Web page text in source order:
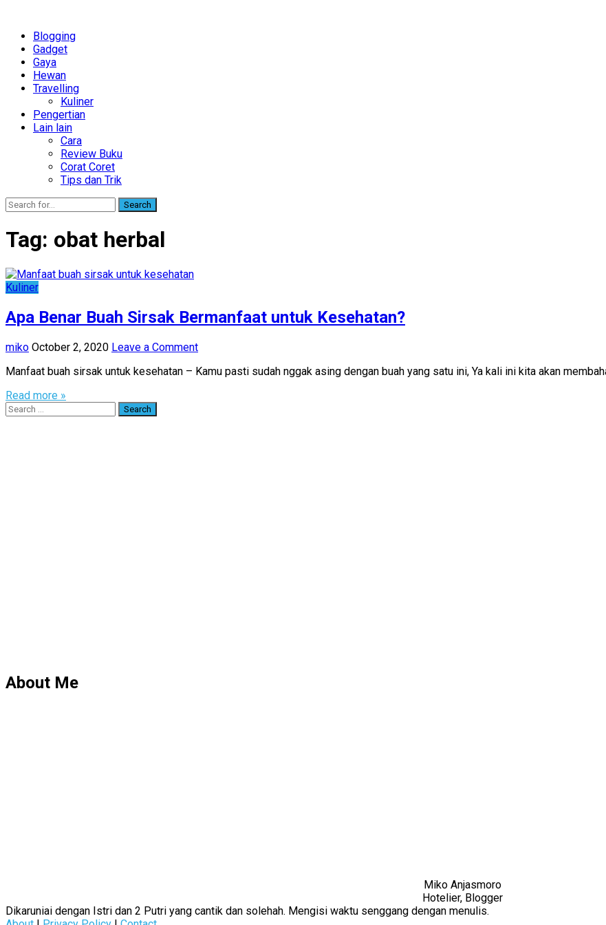
Blogging
Gadget
Gaya
Hewan
Travelling
Kuliner
Pengertian
Lain lain
Cara
Review Buku
Corat Coret
Tips dan Trik
Search
Tag: obat herbal
Kuliner
Apa Benar Buah Sirsak Bermanfaat untuk Kesehatan?
miko October 2, 2020 Leave a Comment
Manfaat buah sirsak untuk kesehatan – Kamu pasti sudah nggak asing dengan buah yang satu ini, Ya kali ini kita akan
Read more »
Search
for:
About Me
Miko Anjasmoro
Hotelier, Blogger
Dikaruniai dengan Istri dan 2 Putri yang cantik dan solehah. Mengisi waktu senggang dengan menulis.